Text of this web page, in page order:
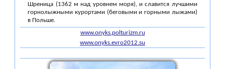
Шреница (1362 м над уровнем моря), и славится лучшими
горнолыжными курортами (беговыми и горными лыжами)
в Польше.
www.onyks.polturizm.ru
www.onyks.evro2012.su